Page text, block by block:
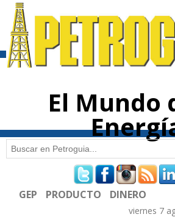
contenido
El Mundo
Formulario de
Buscar
GEP PRODUCTO DINERO
viernes 7